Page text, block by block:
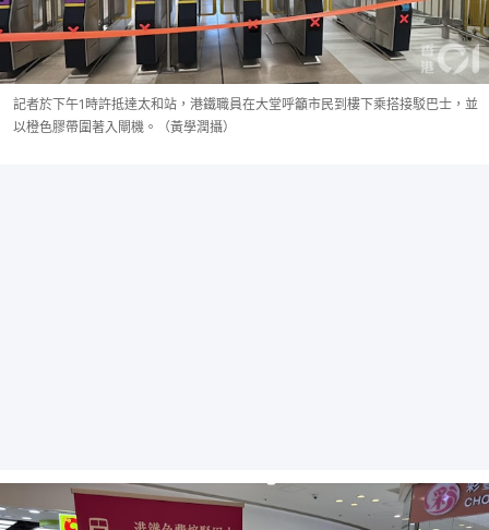
記者於下午1時許抵達太和站，港鐵職員在大堂呼籲市民到樓下乘搭接駁巴士，並
以橙色膠帶圍著入閘機。（黃學潤攝）